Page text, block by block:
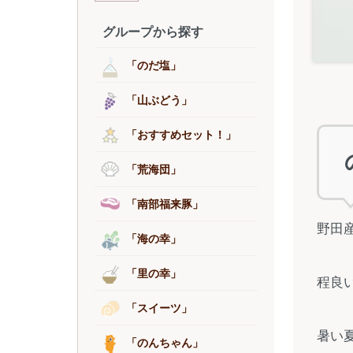
野田
程良
暑い
グループから探す
「のだ塩」
「山ぶどう」
「おすすめセット！」
「荒海団」
「南部福来豚」
「海の幸」
「里の幸」
「スイーツ」
「のんちゃん」